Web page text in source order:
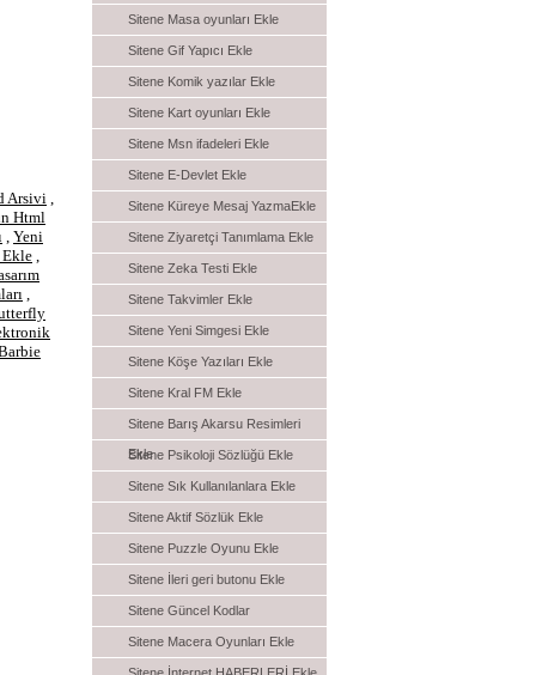
Arsivi
Html
Yeni
Ekle
Sitene Masa oyunları Ekle
Sitene Gif Yapıcı Ekle
Sitene Komik yazılar Ekle
Sitene Kart oyunları Ekle
Sitene Msn ifadeleri Ekle
Sitene E-Devlet Ekle
Sitene Küreye Mesaj YazmaEkle
Sitene Ziyaretçi Tanımlama Ekle
Sitene Zeka Testi Ekle
Sitene Takvimler Ekle
Sitene Yeni Simgesi Ekle
Sitene Köşe Yazıları Ekle
Sitene Kral FM Ekle
Sitene Barış Akarsu Resimleri
Ekle
Sitene Psikoloji Sözlüğü Ekle
Sitene Sık Kullanılanlara Ekle
Sitene Aktif Sözlük Ekle
Sitene Puzzle Oyunu Ekle
Sitene İleri geri butonu Ekle
Sitene Güncel Kodlar
Sitene Macera Oyunları Ekle